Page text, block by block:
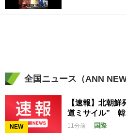
全国ニュース（ANN
NEW
【速報】北朝
道ミサイル” 韓
11分前 国際